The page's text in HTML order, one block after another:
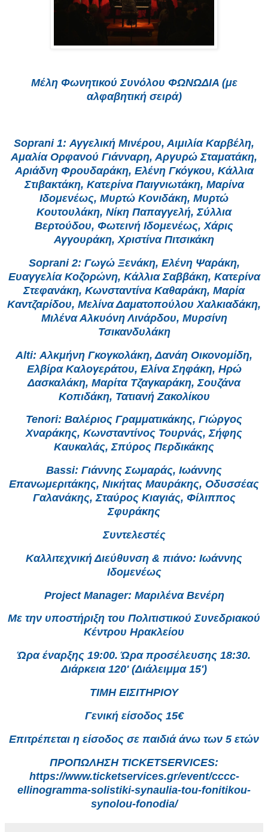
Μέλη Φωνητικού Συνόλου ΦΩΝΩΔΙΑ (με
αλφαβητική σειρά)
Soprani 1: Αγγελική Μινέρου, Αιμιλία Καρβέλη,
Αμαλία Ορφανού Γιάνναρη, Αργυρώ Σταματάκη,
Αριάδνη Φρουδαράκη, Ελένη Γκόγκου, Κάλλια
Στιβακτάκη, Κατερίνα Παιγνιωτάκη, Μαρίνα
Ιδομενέως, Μυρτώ Κονιδάκη, Μυρτώ
Κουτουλάκη, Νίκη Παπαγγελή, Σύλλια
Βερτούδου, Φωτεινή Ιδομενέως, Χάρις
Αγγουράκη, Χριστίνα Πιτσικάκη
Soprani 2: Γωγώ Ξενάκη, Ελένη Ψαράκη,
Ευαγγελία Κοζορώνη, Κάλλια Σαββάκη, Κατερίνα
Στεφανάκη, Κωνσταντίνα Καθαράκη, Μαρία
Καντζαρίδου, Μελίνα Δαματοπούλου Χαλκιαδάκη,
Μιλένα Αλκυόνη Λινάρδου, Μυρσίνη
Τσικανδυλάκη
Alti: Αλκμήνη Γκογκολάκη, Δανάη Οικονομίδη,
Ελβίρα Καλογεράτου, Ελίνα Σηφάκη, Ηρώ
Δασκαλάκη, Μαρίτα Τζαγκαράκη, Σουζάνα
Κοπιδάκη, Τατιανή Ζακολίκου
Tenori: Βαλέριος Γραμματικάκης, Γιώργος
Χναράκης, Κωνσταντίνος Τουρνάς, Σήφης
Καυκαλάς, Σπύρος Περδικάκης
Bassi: Γιάννης Σωμαράς, Ιωάννης
Επανωμεριτάκης, Νικήτας Μαυράκης, Οδυσσέας
Γαλανάκης, Σταύρος Κιαγιάς, Φίλιππος
Σφυράκης
Συντελεστές
Καλλιτεχνική Διεύθυνση & πιάνο: Ιωάννης
Ιδομενέως
Project Manager: Μαριλένα Βενέρη
Με την υποστήριξη του Πολιτιστικού Συνεδριακού
Κέντρου Ηρακλείου
Ώρα έναρξης 19:00. Ώρα προσέλευσης 18:30.
Διάρκεια 120' (Διάλειμμα 15')
ΤΙΜΗ ΕΙΣΙΤΗΡΙΟΥ
Γενική είσοδος 15€
Επιτρέπεται η είσοδος σε παιδιά άνω των 5 ετών
ΠΡΟΠΩΛΗΣΗ TICKETSERVICES:
https://www.ticketservices.gr/event/cccc-
ellinogramma-solistiki-synaulia-tou-fonitikou-
synolou-fonodia/